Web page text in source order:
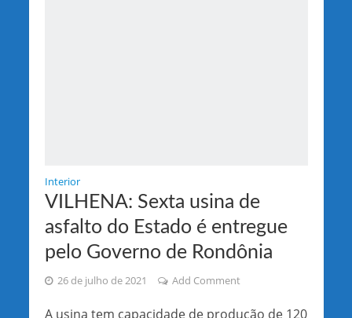
Interior
VILHENA: Sexta usina de
asfalto do Estado é entregue
pelo Governo de Rondônia
26 de julho de 2021 Add Comment
A usina tem capacidade de produção de 120